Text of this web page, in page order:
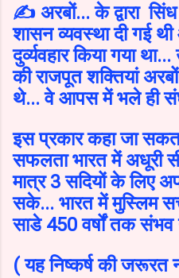
✍️ अरबों... के द्वारा
शासन व्यवस्था दी गई
दुर्व्यवहार किया गया
की राजपूत शक्तियां
थे...वे आपस में भले ही
इस प्रकार कहा जा
सफलता भारत में अधूरी
मात्र 3 सदियों के लिए
सके... भारत में मुस्लिम
साडे 450 वर्षों तक संभव
( यह निष्कर्ष की जरूरत